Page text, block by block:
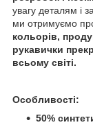
увагу деталям і
ми отримуємо
кольорів,
рукавички
всьому світі.
Особливості:
50%